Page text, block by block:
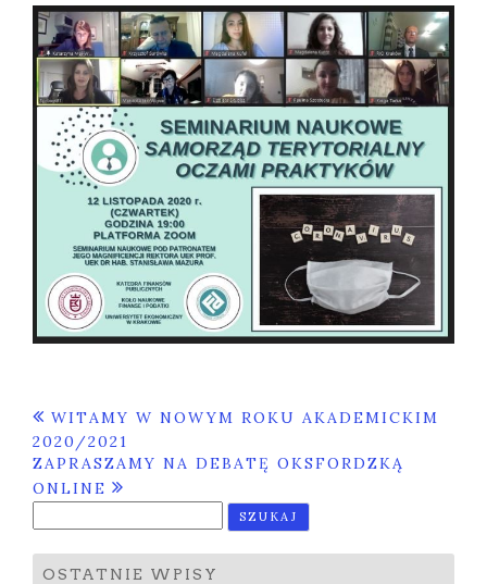
Nawigacja
wpisu
WITAMY W NOWYM ROKU AKADEMICKIM
2020/2021
ZAPRASZAMY NA DEBATĘ OKSFORDZKĄ
ONLINE
OSTATNIE WPISY